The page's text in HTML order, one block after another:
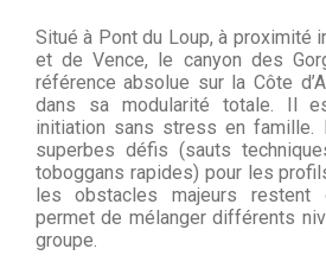
Situé à Pont du Loup, à proximité
et de Vence, le canyon des
référence absolue sur la Côte
dans sa modularité totale. Il
initiation sans stress en famille.
superbes défis (sauts
toboggans rapides) pour les
les obstacles majeurs restent
permet de mélanger différents
groupe.